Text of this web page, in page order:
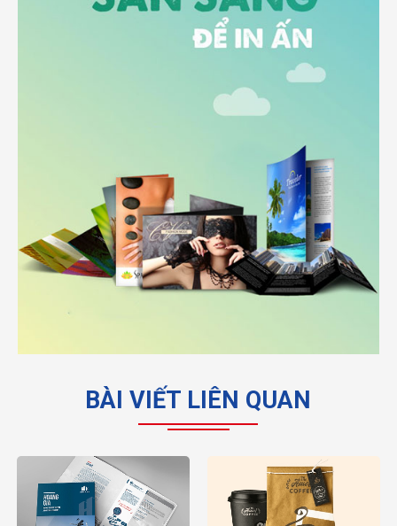
BÀI VIẾT LIÊN QUAN